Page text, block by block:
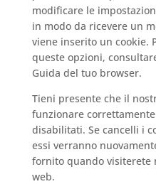
modificare le
in modo da ricevere un
viene inserito un cookie.
queste opzioni,
Guida del tuo browser.
Tieni presente che il
funzionare
disabilitati. Se cancelli i
essi verranno
fornito quando visiterete
web.